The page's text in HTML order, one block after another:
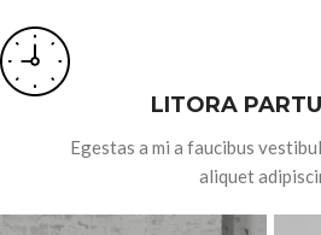
LITORA
Egestas a mi a faucibus
aliquet